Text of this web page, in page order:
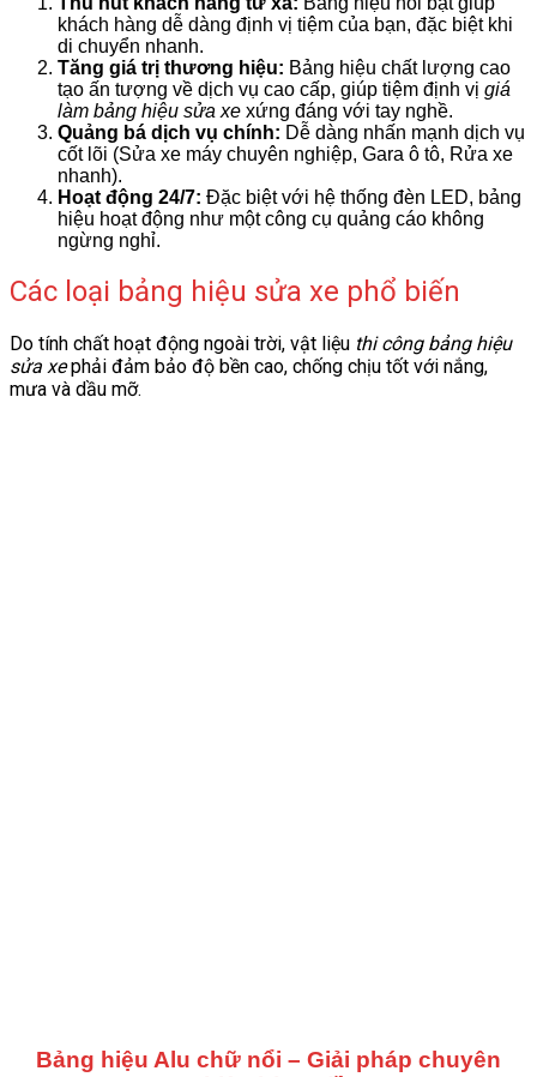
khách hàng dễ dàng định vị tiệm của bạn, đặc biệt khi
di chuyển nhanh.
Tăng giá trị thương hiệu: Bảng hiệu chất lượng cao
tạo ấn tượng về dịch vụ cao cấp, giúp tiệm định vị giá
làm bảng hiệu sửa xe xứng đáng với tay nghề.
Quảng bá dịch vụ chính: Dễ dàng nhấn mạnh dịch vụ
cốt lõi (Sửa xe máy chuyên nghiệp, Gara ô tô, Rửa xe
nhanh).
Hoạt động 24/7: Đặc biệt với hệ thống đèn LED, bảng
hiệu hoạt động như một công cụ quảng cáo không
ngừng nghỉ.
Các loại bảng hiệu sửa xe phổ biến
Do tính chất hoạt động ngoài trời, vật liệu thi công bảng hiệu
sửa xephải đảm bảo độ bền cao, chống chịu tốt với nắng,
mưa và dầu mỡ.
Bảng hiệu Alu chữ nổi – Giải pháp chuyên